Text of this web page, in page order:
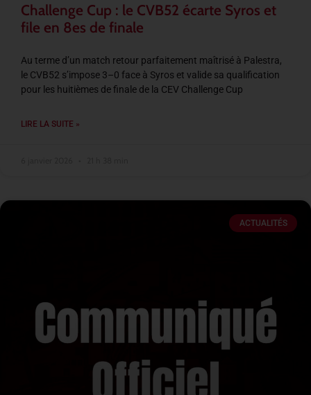
Challenge Cup : le CVB52 écarte Syros et
file en 8es de finale
Au terme d’un match retour parfaitement maîtrisé à Palestra,
le CVB52 s’impose 3–0 face à Syros et valide sa qualification
pour les huitièmes de finale de la CEV Challenge Cup
LIRE LA SUITE »
ACTUALITÉS